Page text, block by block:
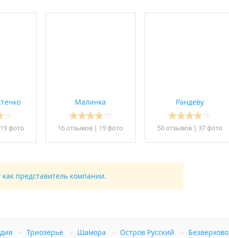
в сфере туристской индустрии
в сфере туристской индустрии
19 фото
Малинка
16 отзывов | 19 фото
Рандеву
50 отзывов| 37 фото
представитель компании.
Триозёрье Шамора Остров Русский Безверхово